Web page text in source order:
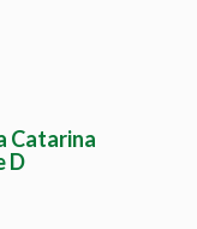
Catarina
D